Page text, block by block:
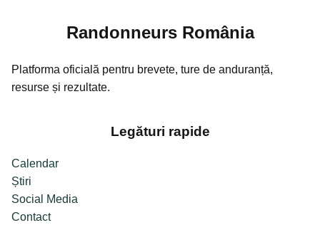
Randonneurs România
Platforma oficială pentru brevete, ture de anduranță,
resurse și rezultate.
Legături rapide
Calendar
Știri
Social Media
Contact